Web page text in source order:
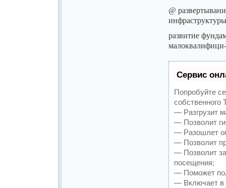
@
развитие
малоквалифици-
Сервис
Попробуйте
собственного
— Разгрузит
— Позволит
— Разошлет
— Позволит
— Позволит
посещения;
— Поможет
— Включает в